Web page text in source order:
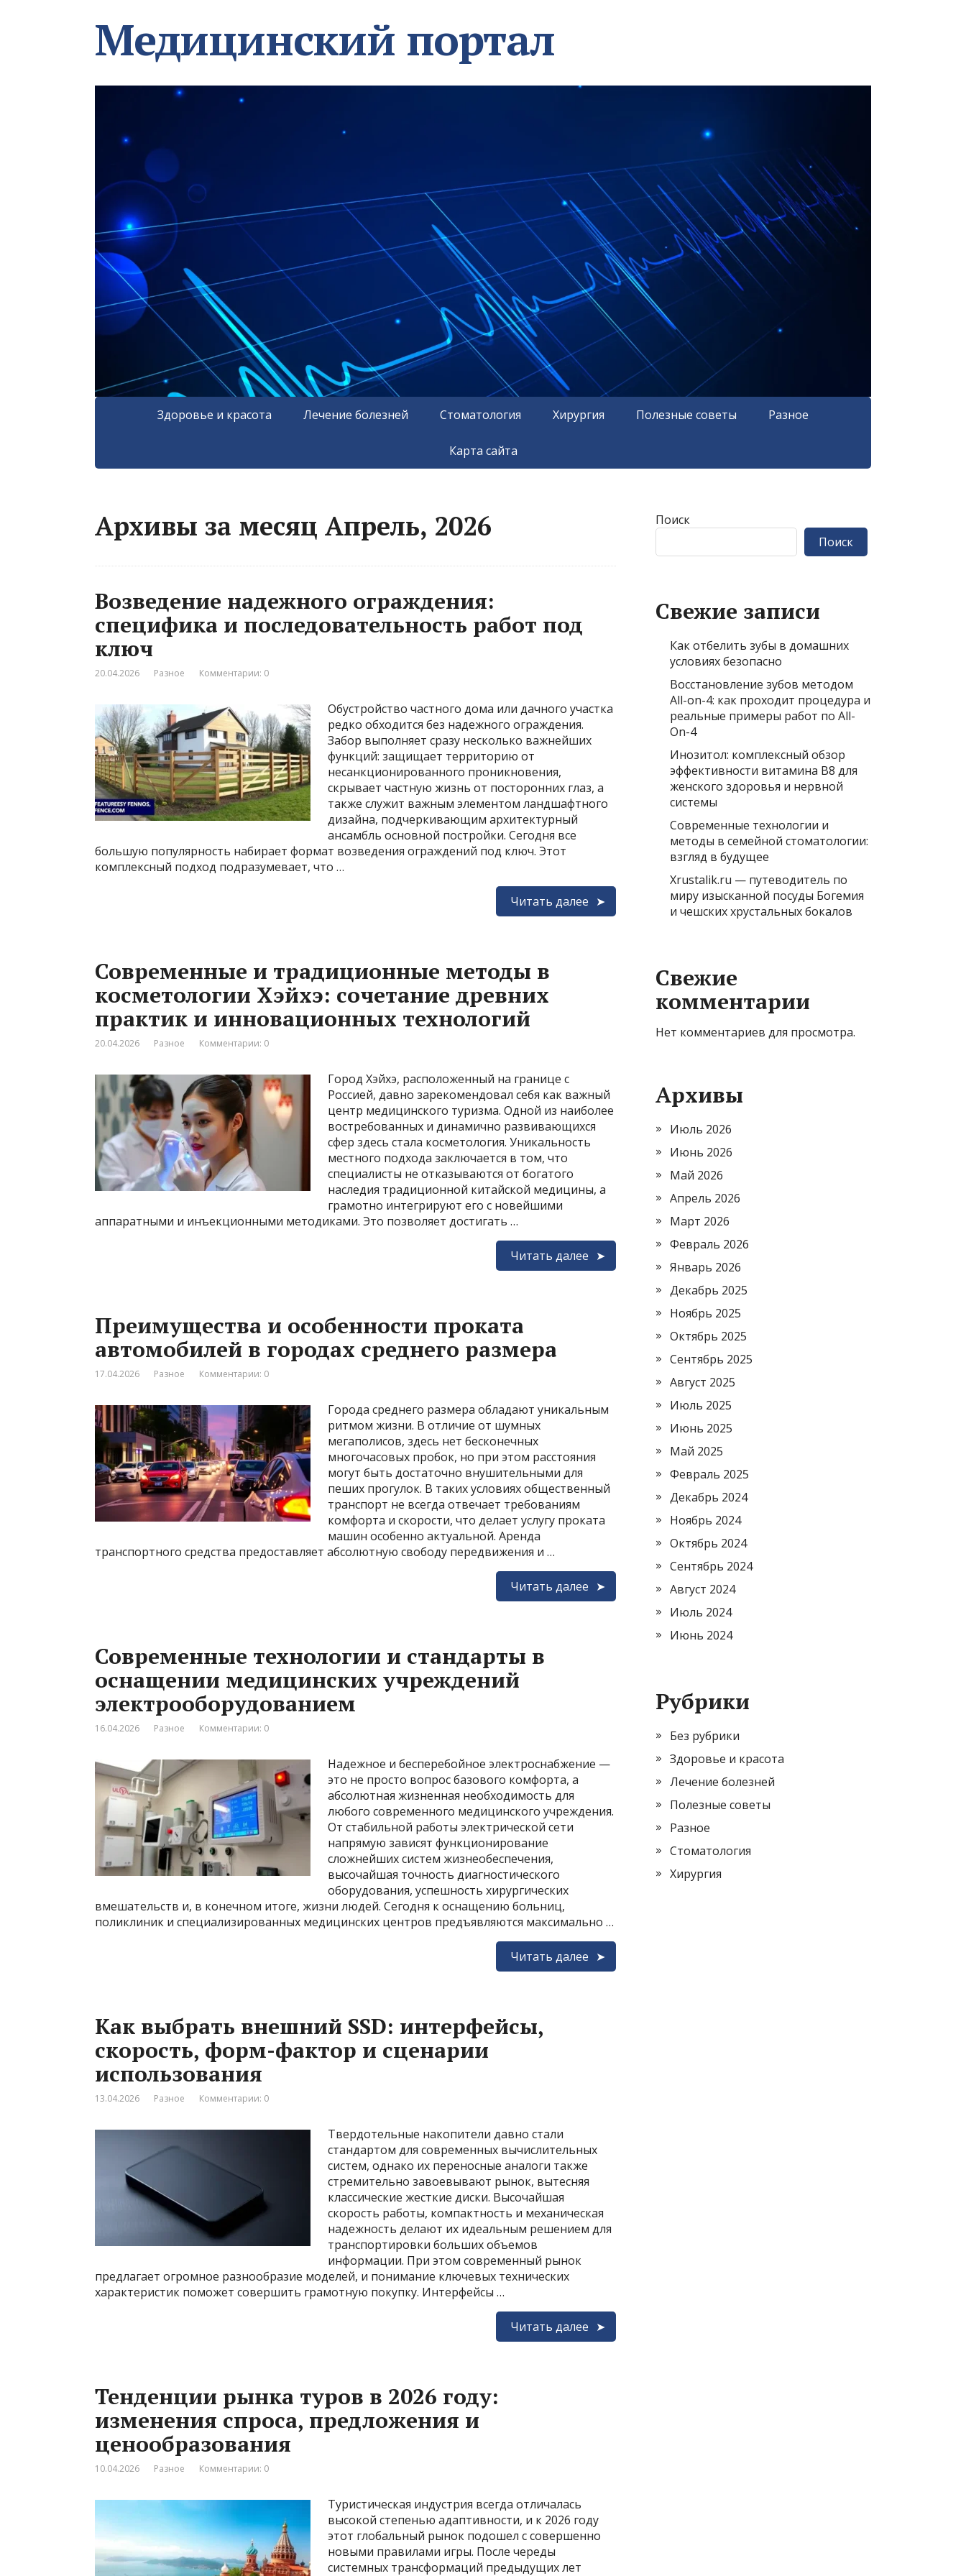
Медицинский портал
Здоровье и красота Лечение болезней Стоматология Хирургия Полезные советы Разное
Карта сайта
Архивы за месяц Апрель, 2026
Возведение надежного ограждения:
специфика и последовательность работ под
ключ
20.04.2026 Разное Комментарии: 0
Обустройство частного дома или дачного участка
редко обходится без надежного ограждения.
Забор выполняет сразу несколько важнейших
функций: защищает территорию от
несанкционированного проникновения,
скрывает частную жизнь от посторонних глаз, а
также служит важным элементом ландшафтного
дизайна, подчеркивающим архитектурный
ансамбль основной постройки. Сегодня все
большую популярность набирает формат возведения ограждений под ключ. Этот
комплексный подход подразумевает, что …
Читать далее
Современные и традиционные методы в
косметологии Хэйхэ: сочетание древних
практик и инновационных технологий
20.04.2026 Разное Комментарии: 0
Город Хэйхэ, расположенный на границе с
Россией, давно зарекомендовал себя как важный
центр медицинского туризма. Одной из наиболее
востребованных и динамично развивающихся
сфер здесь стала косметология. Уникальность
местного подхода заключается в том, что
специалисты не отказываются от богатого
наследия традиционной китайской медицины, а
грамотно интегрируют его с новейшими
аппаратными и инъекционными методиками. Это позволяет достигать …
Читать далее
Преимущества и особенности проката
автомобилей в городах среднего размера
17.04.2026 Разное Комментарии: 0
Города среднего размера обладают уникальным
ритмом жизни. В отличие от шумных
мегаполисов, здесь нет бесконечных
многочасовых пробок, но при этом расстояния
могут быть достаточно внушительными для
пеших прогулок. В таких условиях общественный
транспорт не всегда отвечает требованиям
комфорта и скорости, что делает услугу проката
машин особенно актуальной. Аренда
транспортного средства предоставляет абсолютную свободу передвижения и …
Читать далее
Современные технологии и стандарты в
оснащении медицинских учреждений
электрооборудованием
16.04.2026 Разное Комментарии: 0
Надежное и бесперебойное электроснабжение —
это не просто вопрос базового комфорта, а
абсолютная жизненная необходимость для
любого современного медицинского учреждения.
От стабильной работы электрической сети
напрямую зависят функционирование
сложнейших систем жизнеобеспечения,
высочайшая точность диагностического
оборудования, успешность хирургических
вмешательств и, в конечном итоге, жизни людей. Сегодня к оснащению больниц,
поликлиник и специализированных медицинских центров предъявляются максимально …
Читать далее
Как выбрать внешний SSD: интерфейсы,
скорость, форм-фактор и сценарии
использования
13.04.2026 Разное Комментарии: 0
Твердотельные накопители давно стали
стандартом для современных вычислительных
систем, однако их переносные аналоги также
стремительно завоевывают рынок, вытесняя
классические жесткие диски. Высочайшая
скорость работы, компактность и механическая
надежность делают их идеальным решением для
транспортировки больших объемов
информации. При этом современный рынок
предлагает огромное разнообразие моделей, и понимание ключевых технических
характеристик поможет совершить грамотную покупку. Интерфейсы …
Читать далее
Тенденции рынка туров в 2026 году:
изменения спроса, предложения и
ценообразования
10.04.2026 Разное Комментарии: 0
Туристическая индустрия всегда отличалась
высокой степенью адаптивности, и к 2026 году
этот глобальный рынок подошел с совершенно
новыми правилами игры. После череды
системных трансформаций предыдущих лет
Поиск
Поиск
Свежие записи
Как отбелить зубы в домашних
условиях безопасно
Восстановление зубов методом
All-on-4: как проходит процедура и
реальные примеры работ по All-
On-4
Инозитол: комплексный обзор
эффективности витамина B8 для
женского здоровья и нервной
системы
Современные технологии и
методы в семейной стоматологии:
взгляд в будущее
Xrustalik.ru — путеводитель по
миру изысканной посуды Богемия
и чешских хрустальных бокалов
Свежие
комментарии
Нет комментариев для просмотра.
Архивы
Июль 2026
Июнь 2026
Май 2026
Апрель 2026
Март 2026
Февраль 2026
Январь 2026
Декабрь 2025
Ноябрь 2025
Октябрь 2025
Сентябрь 2025
Август 2025
Июль 2025
Июнь 2025
Май 2025
Февраль 2025
Декабрь 2024
Ноябрь 2024
Октябрь 2024
Сентябрь 2024
Август 2024
Июль 2024
Июнь 2024
Рубрики
Без рубрики
Здоровье и красота
Лечение болезней
Полезные советы
Разное
Стоматология
Хирургия